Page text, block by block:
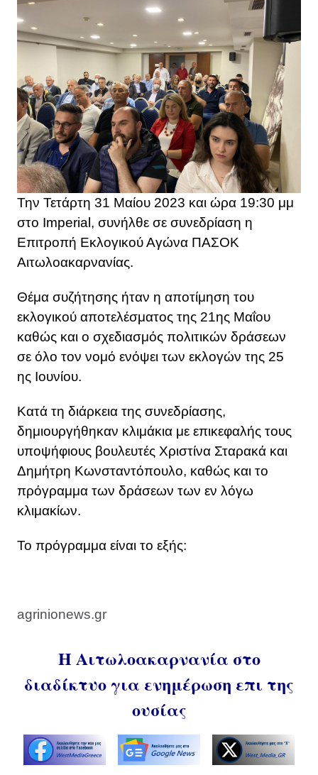
Την Τετάρτη 31 Μαίου 2023 και ώρα 19:30 μμ
στο Imperial, συνήλθε σε συνεδρίαση η
Επιτροπή Εκλογικού Αγώνα ΠΑΣΟΚ
Αιτωλοακαρνανίας.
Θέμα συζήτησης ήταν η αποτίμηση του
εκλογικού αποτελέσματος της 21ης Μαΐου
καθώς και ο σχεδιασμός πολιτικών δράσεων
σε όλο τον νομό ενόψει των εκλογών της 25
ης Ιουνίου.
Κατά τη διάρκεια της συνεδρίασης,
δημιουργήθηκαν κλιμάκια με επικεφαλής τους
υποψήφιους βουλευτές Χριστίνα Σταρακά και
Δημήτρη Κωνσταντόπουλο, καθώς και το
πρόγραμμα των δράσεων των εν λόγω
κλιμακίων.
Το πρόγραμμα είναι το εξής:
agrinionews.gr
Η Αιτωλοακαρνανία στο
διαδίκτυο για ενημέρωση επι της
ουσίας